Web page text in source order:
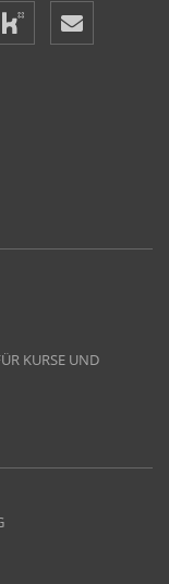
KURSE UND